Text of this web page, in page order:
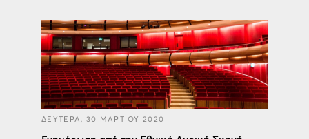
ΔΕΥΤΕΡΑ, 30 ΜΑΡΤΙΟΥ 2020